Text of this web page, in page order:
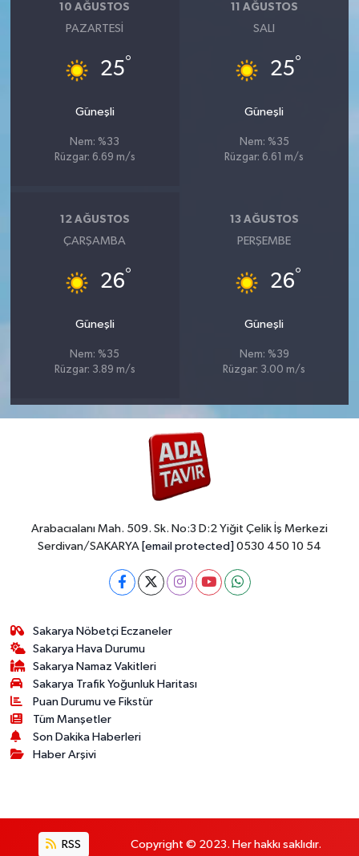
10 AĞUSTOS
PAZARTESI
25°
Güneşli
Nem: %33
Rüzgar: 6.69 m/s
11 AĞUSTOS
SALI
25°
Güneşli
Nem: %35
Rüzgar: 6.61 m/s
12 AĞUSTOS
ÇARŞAMBA
26°
Güneşli
Nem: %35
Rüzgar: 3.89 m/s
13 AĞUSTOS
PERŞEMBE
26°
Güneşli
Nem: %39
Rüzgar: 3.00 m/s
Arabacıalanı Mah. 509. Sk. No:3 D:2 Yiğit Çelik İş Merkezi
Serdivan/SAKARYA [email protected] 0530 450 10 54
Sakarya Nöbetçi Eczaneler
Sakarya Hava Durumu
Sakarya Namaz Vakitleri
Sakarya Trafik Yoğunluk Haritası
Puan Durumu ve Fikstür
Tüm Manşetler
Son Dakika Haberleri
Haber Arşivi
RSS Copyright © 2023. Her hakkı saklıdır.